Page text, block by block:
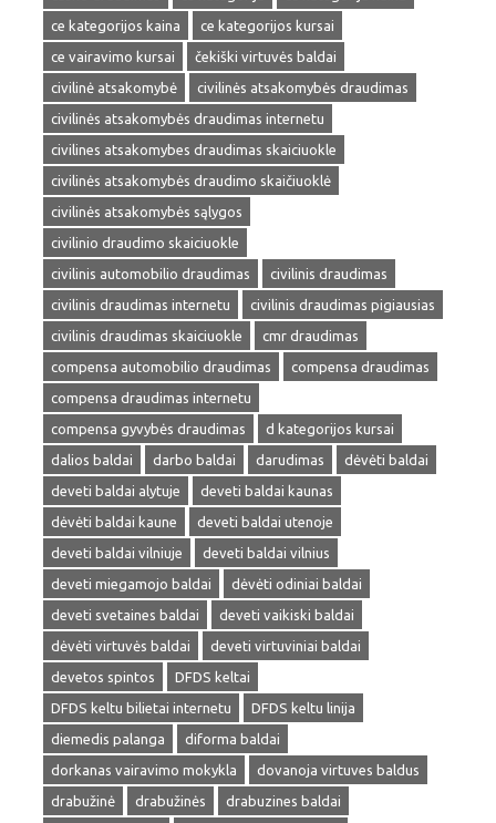
ce kategorijos kaina
ce kategorijos kursai
ce vairavimo kursai
čekiški virtuvės baldai
civilinė atsakomybė
civilinės atsakomybės draudimas
civilinės atsakomybės draudimas internetu
civilines atsakomybes draudimas skaiciuokle
civilinės atsakomybės draudimo skaičiuoklė
civilinės atsakomybės sąlygos
civilinio draudimo skaiciuokle
civilinis automobilio draudimas
civilinis draudimas
civilinis draudimas internetu
civilinis draudimas pigiausias
civilinis draudimas skaiciuokle
cmr draudimas
compensa automobilio draudimas
compensa draudimas
compensa draudimas internetu
compensa gyvybės draudimas
d kategorijos kursai
dalios baldai
darbo baldai darudimas
dėvėti baldai
deveti baldai alytuje
deveti baldai kaunas
dėvėti baldai kaune
deveti baldai utenoje
deveti baldai vilniuje
deveti baldai vilnius
deveti miegamojo baldai
dėvėti odiniai baldai
deveti svetaines baldai
deveti vaikiski baldai
dėvėti virtuvės baldai
deveti virtuviniai baldai
devetos spintos
DFDS keltai
DFDS keltu bilietai internetu
DFDS keltu linija
diemedis palanga
diforma baldai
dorkanas vairavimo mokykla
dovanoja virtuves baldus
drabužinė
drabužinės
drabuzines baldai